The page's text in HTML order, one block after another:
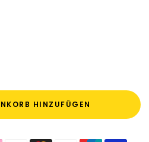
erhöhen
HINZUFÜGEN